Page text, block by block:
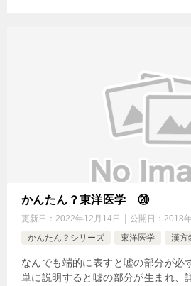
かんたん？東洋医学 ⑳
更新日： 2022年12月14日 公開日： 2018
かんたん？シリーズ
東洋医学 漢方
なんでも端的に表すと嘘の部分が
単に説明すると嘘の部分が生まれ、